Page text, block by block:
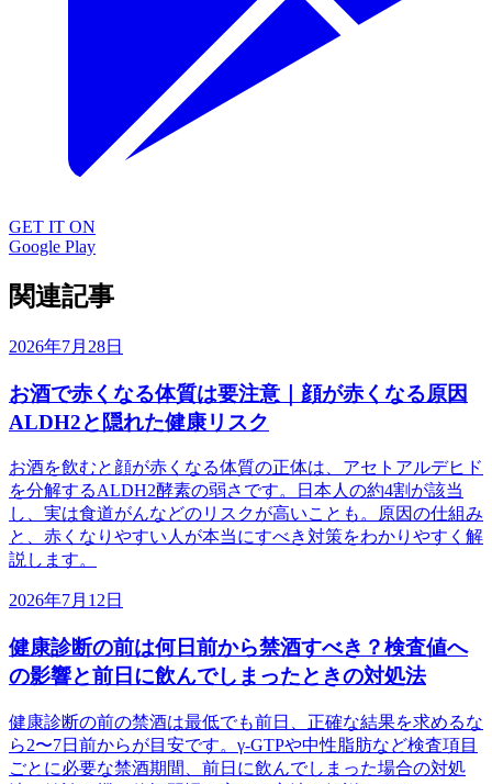
GET IT ON
Google Play
関連記事
2026年7月28日
お酒で赤くなる体質は要注意｜顔が赤くなる原因
ALDH2と隠れた健康リスク
お酒を飲むと顔が赤くなる体質の正体は、アセトアルデヒド
を分解するALDH2酵素の弱さです。日本人の約4割が該当
し、実は食道がんなどのリスクが高いことも。原因の仕組み
と、赤くなりやすい人が本当にすべき対策をわかりやすく解
説します。
2026年7月12日
健康診断の前は何日前から禁酒すべき？検査値へ
の影響と前日に飲んでしまったときの対処法
健康診断の前の禁酒は最低でも前日、正確な結果を求めるな
ら2〜7日前からが目安です。γ-GTPや中性脂肪など検査項目
ごとに必要な禁酒期間、前日に飲んでしまった場合の対処